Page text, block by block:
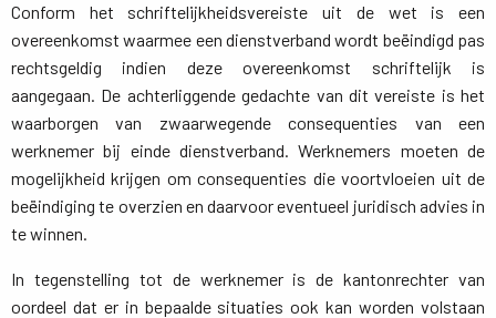
Conform het schriftelijkheidsvereiste uit de wet is een
overeenkomst waarmee een dienstverband wordt beëindigd pas
rechtsgeldig indien deze overeenkomst schriftelijk is
aangegaan. De achterliggende gedachte van dit vereiste is het
waarborgen van zwaarwegende consequenties van een
werknemer bij einde dienstverband. Werknemers moeten de
mogelijkheid krijgen om consequenties die voortvloeien uit de
beëindiging te overzien en daarvoor eventueel juridisch advies in
te winnen.
In tegenstelling tot de werknemer is de kantonrechter van
oordeel dat er in bepaalde situaties ook kan worden volstaan